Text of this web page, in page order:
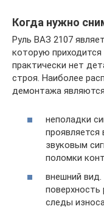
Когда нужно
Руль ВАЗ 2107
которую
практически нет
строя. Наиболее
демонтажа
неполадки
звуковым
поломки
внешний
следы